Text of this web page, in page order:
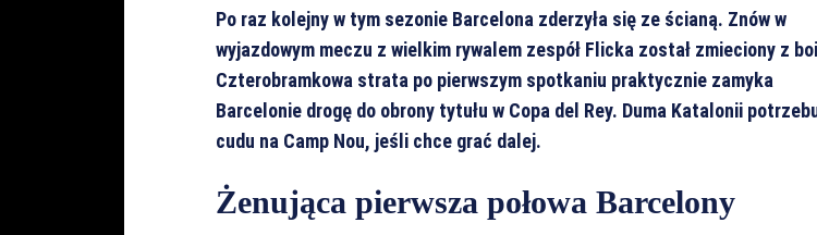
Po raz kolejny w tym sezonie Barcelona zderzyła się ze ścianą. Znów w
wyjazdowym meczu z wielkim rywalem zespół Flicka został zmieciony z
Czterobramkowa strata po pierwszym spotkaniu praktycznie zamyka
Barcelonie drogę do obrony tytułu w Copa del Rey. Duma Katalonii
cudu na Camp Nou, jeśli chce grać dalej.
Żenująca pierwsza połowa Barcelony